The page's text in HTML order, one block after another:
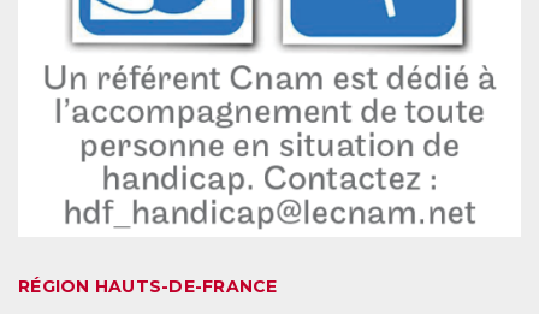
RÉGION HAUTS-DE-FRANCE